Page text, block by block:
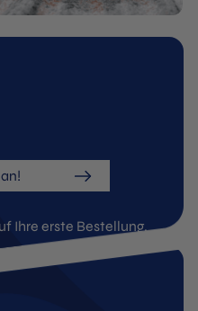
Ihre erste Bestellung.